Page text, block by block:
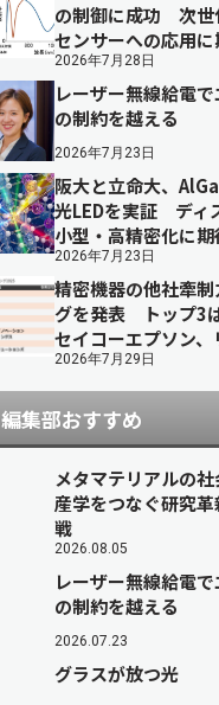
の制御に成功 次世
センサーへの応用に
2026年7月28日
レーザー無線給電
の制約を越える
2026年7月23日
阪大と立命大、
光LEDを実証 ディ
小型・高精密化に期
2026年7月23日
精密機器の他社牽
グを発表 トップ3は
セイコーエプソン、
2026年7月29日
編集部おすすめ
メタマテリアルの
産学をつなぐ研究
戦
2026.08.05
レーザー無線給電
の制約を越える
2026.07.23
グラスが放つ光